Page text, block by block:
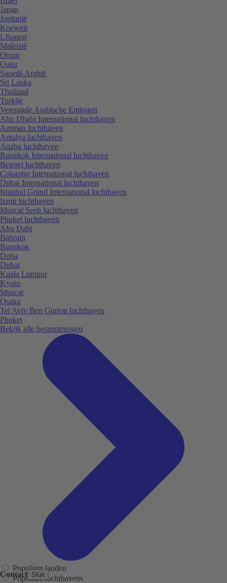
Contact Sluit
Japan
Jordanië
Koeweit
Libanon
Maleisië
Oman
Qatar
Saoedi-Arabië
Sri Lanka
Thailand
Turkije
Verenigde Arabische Emiraten
Abu Dhabi International luchthaven
Amman luchthaven
Antalya luchthaven
Aqaba luchthaven
Bangkok International luchthaven
Beiroet luchthaven
Colombo International luchthaven
Dubai International luchthaven
Istanbul Grand International luchthaven
Izmir luchthaven
Muscat Seeb luchthaven
Phuket luchthaven
Abu Dabi
Bahrain
Bangkok
Doha
Dubai
Kuala Lumpur
Kyoto
Muscat
Osaka
Tel Aviv Ben Gurion luchthaven
Phuket
Bekijk alle bestemmingen
Populaire landen
Populaire luchthavens